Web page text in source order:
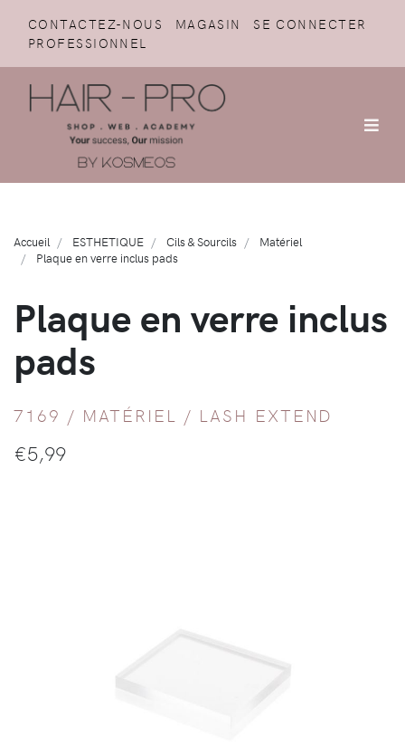
CONTACTEZ-NOUS MAGASIN
SE CONNECTER
PROFESSIONNEL
Accueil ESTHETIQUE Cils & Sourcils
Matériel
Plaque en verre inclus pads
Plaque en verre inclus
pads
7169 / MATÉRIEL / LASH EXTEND
€5,99